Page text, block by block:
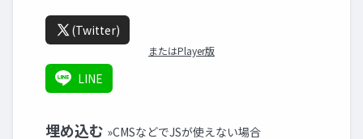
(Twitter)
またはPlayer版
LINE
埋め込む »CMSなどでJSが使えない場合